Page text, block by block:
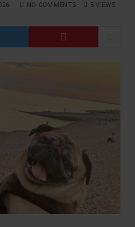
NO COMMENTS 5VIEWS